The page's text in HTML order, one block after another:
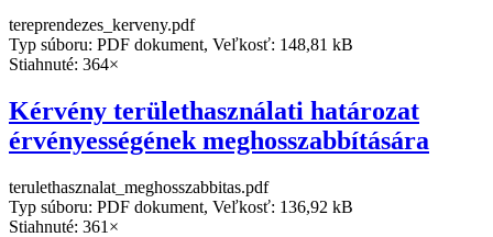
tereprendezes_kerveny.pdf
Typ súboru: PDF dokument, Veľkosť: 148,81 kB
Stiahnuté: 364×
Kérvény területhasználati határozat
érvényességének meghosszabbítására
terulethasznalat_meghosszabbitas.pdf
Typ súboru: PDF dokument, Veľkosť: 136,92 kB
Stiahnuté: 361×